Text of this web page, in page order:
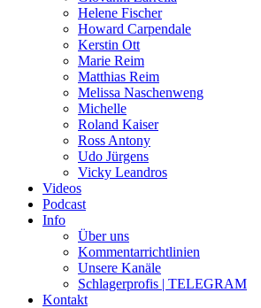
Helene Fischer
Howard Carpendale
Kerstin Ott
Marie Reim
Matthias Reim
Melissa Naschenweng
Michelle
Roland Kaiser
Ross Antony
Udo Jürgens
Vicky Leandros
Videos
Podcast
Info
Über uns
Kommentarrichtlinien
Unsere Kanäle
Schlagerprofis | TELEGRAM
Kontakt